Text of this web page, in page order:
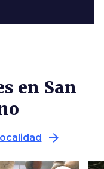
en San
arrow_forward